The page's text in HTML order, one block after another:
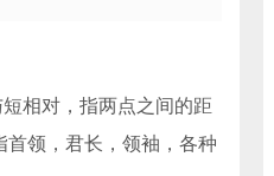
相对，指两点之间的距
领，君长，领袖，各种